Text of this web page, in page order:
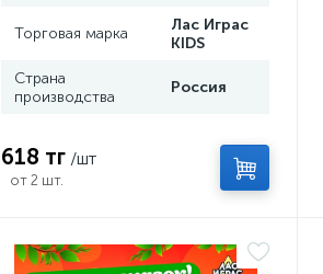
Торговая марка
Лас Играс
KIDS
Страна
производства
Россия
618 тг /шт
от 2 шт.